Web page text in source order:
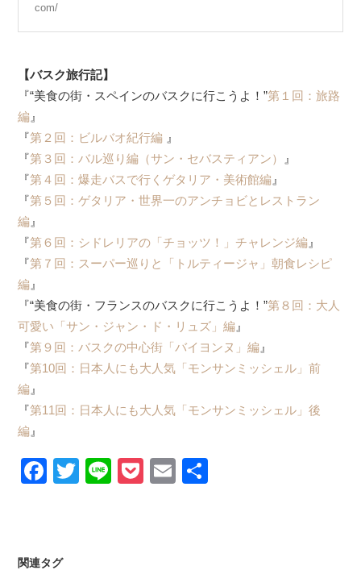
com/
【バスク旅行記】
『“美食の街・スペインのバスクに行こうよ！”第１回：旅路
編 』
『第２回：ビルバオ紀行編 』
『第３回：バル巡り編（サン・セバスティアン）
』
『第４回：爆走バスで行くゲタリア・美術館編 』
『第５回：ゲタリア・世界一のアンチョビとレストラン
編 』
『第６回：シドレリアの「チョッツ！」チャレンジ編 』
『第７回：スーパー巡りと「トルティージャ」朝食レシピ
編 』
『“美食の街・フランスのバスクに行こうよ！”第８回：大人
可愛い「サン・ジャン・ド・リュズ」編 』
『第９回：バスクの中心街「バイヨンヌ」編 』
『第10回：日本人にも大人気「モンサンミッシェル」前
編 』
『第11回：日本人にも大人気「モンサンミッシェル」後
編 』
Facebook
Twitter
LinePocket
Email
関連タグ